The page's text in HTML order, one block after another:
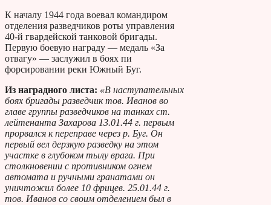
К началу 1944 года воевал командиром
отделения разведчиков роты управления
40-й гвардейской танковой бригады.
Первую боевую награду — медаль «За
отвагу» — заслужил в боях пи
форсировании реки Южный Буг.
Из наградного листа: «В наступательных
боях бригады разведчик тов. Иванов во
главе группы разведчиков на танках ст.
лейтенанта Захарова 13.01.44 г. первым
прорвался к переправе через р. Буг. Он
первый вел дерзкую разведку на этом
участке в глубоком тылу врага. При
столкновении с противником огнем
автомата и ручными гранатами он
уничтожил более 10 фрицев. 25.01.44 г.
тов. Иванов со своим отделением был в